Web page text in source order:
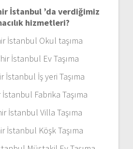
İstanbul ’da verdiğimiz
hizmetleri?
İstanbul Okul taşıma
İstanbul Ev Taşıma
İstanbul İş yeri Taşıma
İstanbul Fabrika Taşıma
İstanbul Villa Taşıma
İstanbul Köşk Taşıma